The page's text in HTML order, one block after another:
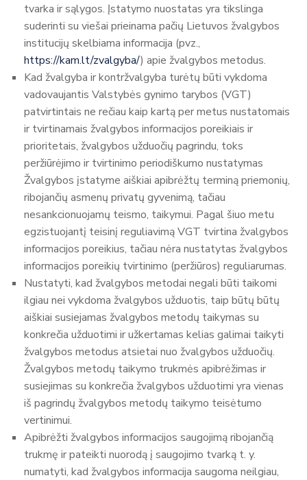
tvarka ir sąlygos. Įstatymo nuostatas yra tikslinga
suderinti su viešai prieinama pačių Lietuvos žvalgybos
institucijų skelbiama informacija (pvz.,
https://kam.lt/zvalgyba/) apie žvalgybos metodus.
Kad žvalgyba ir kontržvalgyba turėtų būti vykdoma
vadovaujantis Valstybės gynimo tarybos (VGT)
patvirtintais ne rečiau kaip kartą per metus nustatomais
ir tvirtinamais žvalgybos informacijos poreikiais ir
prioritetais, žvalgybos užduočių pagrindu, toks
peržiūrėjimo ir tvirtinimo periodiškumo nustatymas
Žvalgybos įstatyme aiškiai apibrėžtų terminą priemonių,
ribojančių asmenų privatų gyvenimą, tačiau
nesankcionuojamų teismo, taikymui. Pagal šiuo metu
egzistuojantį teisinį reguliavimą VGT tvirtina žvalgybos
informacijos poreikius, tačiau nėra nustatytas žvalgybos
informacijos poreikių tvirtinimo (peržiūros) reguliarumas.
Nustatyti, kad žvalgybos metodai negali būti taikomi
ilgiau nei vykdoma žvalgybos užduotis, taip būtų būtų
aiškiai susiejamas žvalgybos metodų taikymas su
konkrečia užduotimi ir užkertamas kelias galimai taikyti
žvalgybos metodus atsietai nuo žvalgybos užduočių.
Žvalgybos metodų taikymo trukmės apibrėžimas ir
susiejimas su konkrečia žvalgybos užduotimi yra vienas
iš pagrindų žvalgybos metodų taikymo teisėtumo
vertinimui.
Apibrėžti žvalgybos informacijos saugojimą ribojančią
trukmę ir pateikti nuorodą į saugojimo tvarką t. y.
numatyti, kad žvalgybos informacija saugoma neilgiau,